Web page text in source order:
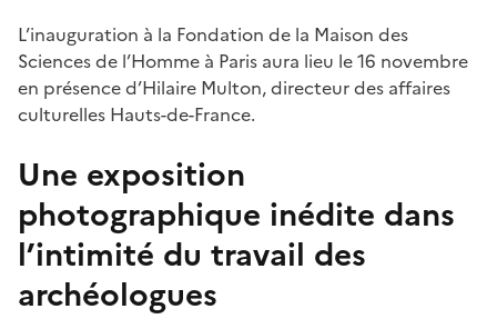
L’inauguration à la Fondation de la Maison des
Sciences de l’Homme à Paris aura lieu le 16 novembre
en présence d’Hilaire Multon, directeur des affaires
culturelles Hauts-de-France.
Une exposition
photographique inédite dans
l’intimité du travail des
archéologues